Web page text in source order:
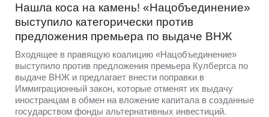
Нашла коса на камень! «Нацобъединение»
выступило категорически против
предложения премьера по выдаче ВНЖ
Входящее в правящую коалицию «Нацобъединение»
выступило против предложения премьера Кулбергса по
выдаче ВНЖ и предлагает внести поправки в
Иммиграционный закон, которые отменят их выдачу
иностранцам в обмен на вложение капитала в созданные
государством фонды альтернативных инвестиций.